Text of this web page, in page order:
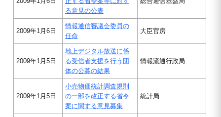
る意見の公表
2009年1月6日
情報通信審議会委員の
任命
大臣官房
2009年1月5日
地上デジタル放送に係
る受信者支援を行う団
体の公募の結果
情報流通行政局
2009年1月5日
小売物価統計調査規則
の一部を改正する省令
案に関する意見募集
統計局